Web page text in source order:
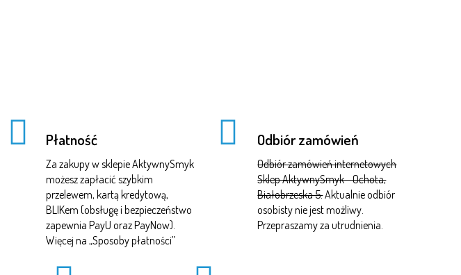
Płatność
Za zakupy w sklepie AktywnySmyk
możesz zapłacić szybkim
przelewem, kartą kredytową,
BLIKem (obsługę i bezpieczeństwo
zapewnia PayU oraz PayNow).
Więcej na „Sposoby płatności”
Odbiór zamówień
Odbiór zamówień internetowych
Sklep AktywnySmyk - Ochota,
Białobrzeska 5.Aktualnie odbiór
osobisty nie jest możliwy.
Przepraszamy za utrudnienia.